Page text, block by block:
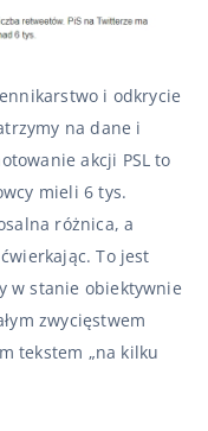
i odkrycie
na dane i
akcji PSL to
mieli 6 tys.
różnica, a
To jest
w stanie obiektywnie
zwycięstwem
tekstem „na kilku